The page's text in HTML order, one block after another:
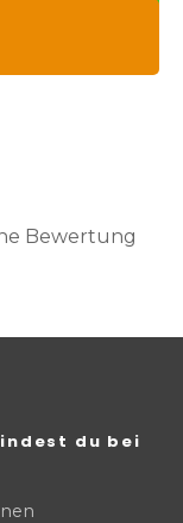
Bewertung
du bei